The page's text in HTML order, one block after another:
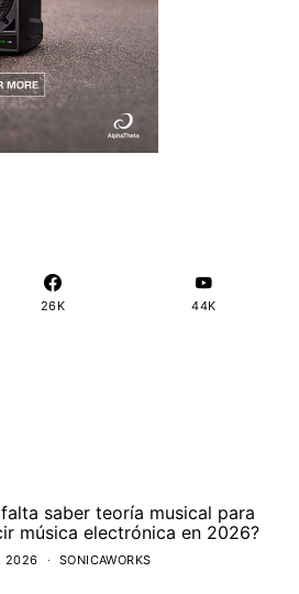
26K 44K
saber teoría musical para
música electrónica en 2026?
2026 SONICAWORKS